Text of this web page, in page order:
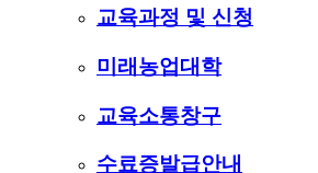
교육과정 및 신청
미래농업대학
교육소통창구
수료증발급안내